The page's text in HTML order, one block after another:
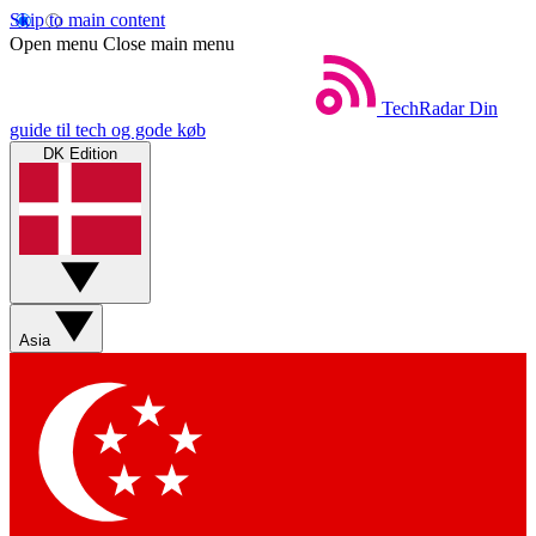
Skip to main content
Open menu Close main menu
TechRadar Din
guide til tech og gode køb
DK Edition
Asia